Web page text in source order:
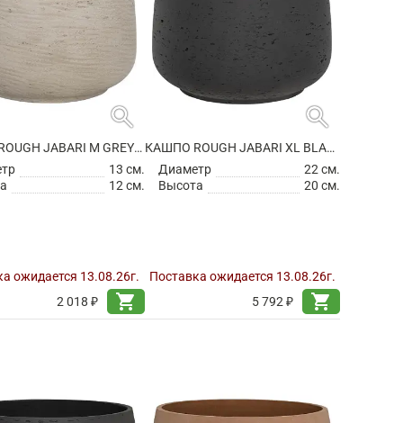
search
КАШПО ROUGH JABARI M GREY WASHED
13 см.
12 см.
ожидается 13.08.26г.
2 018 ₽
shopping_cart
search
КАШПО ROUGH JABARI XL BLACK WASHED
Диаметр
22 см.
Высота
20 см.
Поставка ожидается 13.08.26г.
5 792 ₽
shopping_cart